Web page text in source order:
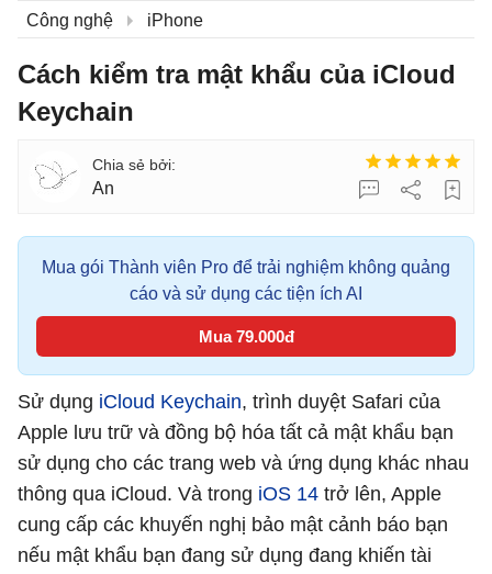
Công nghệ iPhone
Cách kiểm tra mật khẩu của iCloud
Keychain
An
Mua gói Thành viên Pro để trải nghiệm không quảng
cáo và sử dụng các tiện ích AI
Mua 79.000đ
Sử dụng iCloud Keychain, trình duyệt Safari của
Apple lưu trữ và đồng bộ hóa tất cả mật khẩu bạn
sử dụng cho các trang web và ứng dụng khác nhau
thông qua ‌iCloud‌. Và trong iOS 14 trở lên, Apple
cung cấp các khuyến nghị bảo mật cảnh báo bạn
nếu mật khẩu bạn đang sử dụng đang khiến tài